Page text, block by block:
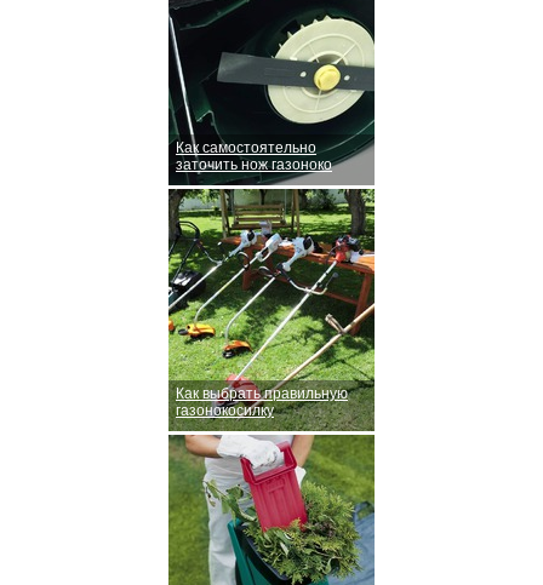
Как самостоятельно
заточить нож газоноко
Как выбрать правильную
газонокосилку